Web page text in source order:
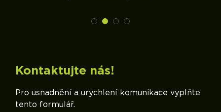
Kontaktujte nás!
Pro usnadnění a urychlení komunikace vyplňte
tento formulář.